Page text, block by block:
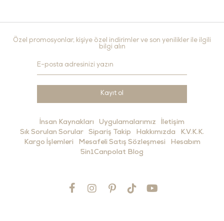
Özel promosyonlar, kişiye özel indirimler ve son yenilikler ile ilgili
bilgi alın
Kayıt ol
İnsan Kaynakları Uygulamalarımız
İletişim
Sık Sorulan Sorular
Sipariş Takip Hakkımızda
K.V.K.K.
Kargo İşlemleri
Mesafeli Satış Sözleşmesi
Hesabım
5in1Canpolat Blog